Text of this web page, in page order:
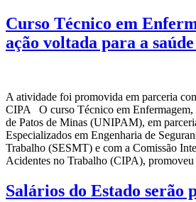
Curso Técnico em
ação voltada para a
A atividade foi promovida em parceria
CIPA O curso Técnico em
de Patos de Minas (UNIPAM), em
Especializados em Engenharia de
Trabalho (SESMT) e com a Comissão
Acidentes no Trabalho (CIPA),
Salários do Estado serão